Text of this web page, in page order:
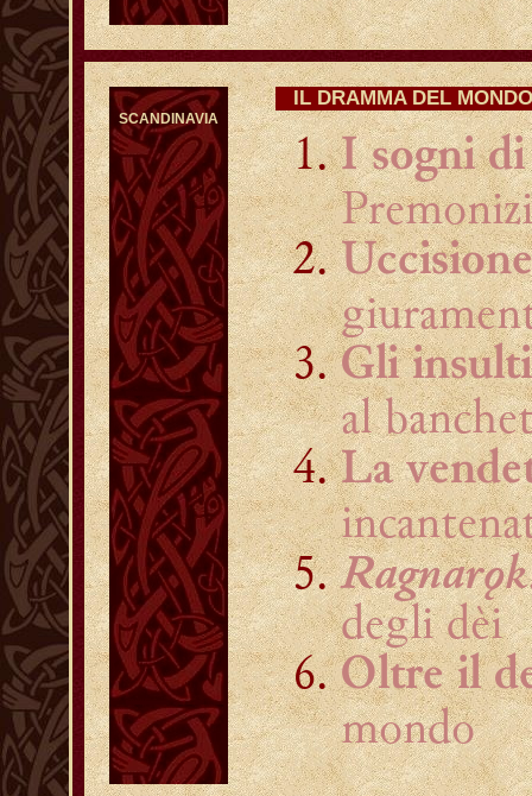
SCANDINAVIA
IL DRAMMA DEL
I sogni
Gli
al
La
Ragnarǫk
degli dèi
Oltre il
mondo